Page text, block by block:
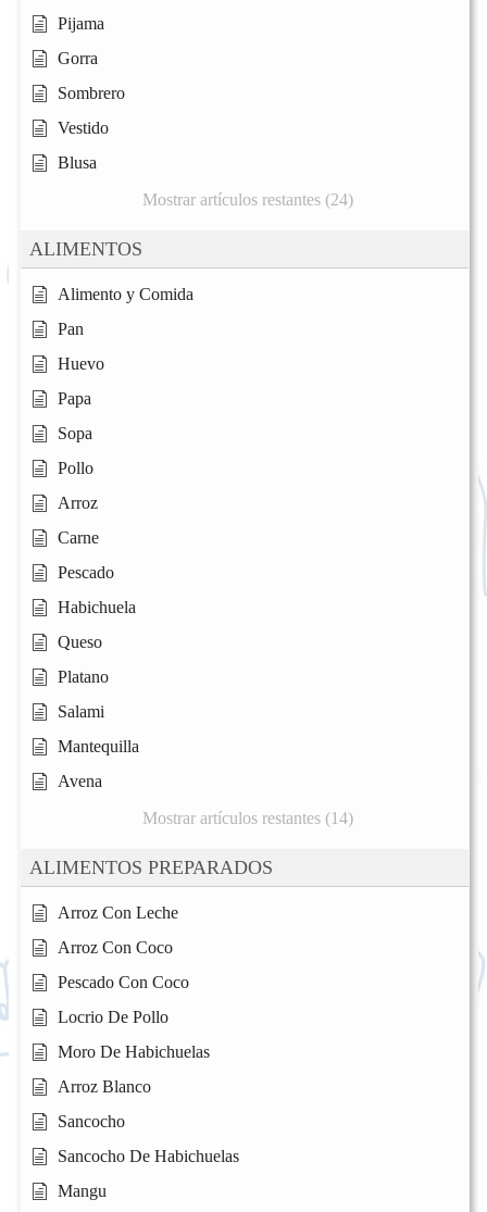
Pijama
Gorra
Sombrero
Vestido
Blusa
Mostrar artículos restantes (24)
ALIMENTOS
Alimento y Comida
Pan
Huevo
Papa
Sopa
Pollo
Arroz
Carne
Pescado
Habichuela
Queso
Platano
Salami
Mantequilla
Avena
Mostrar artículos restantes (14)
ALIMENTOS PREPARADOS
Arroz Con Leche
Arroz Con Coco
Pescado Con Coco
Locrio De Pollo
Moro De Habichuelas
Arroz Blanco
Sancocho
Sancocho De Habichuelas
Mangu